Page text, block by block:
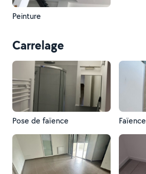
Peinture
Carrelage
Pose de faïence Faïence